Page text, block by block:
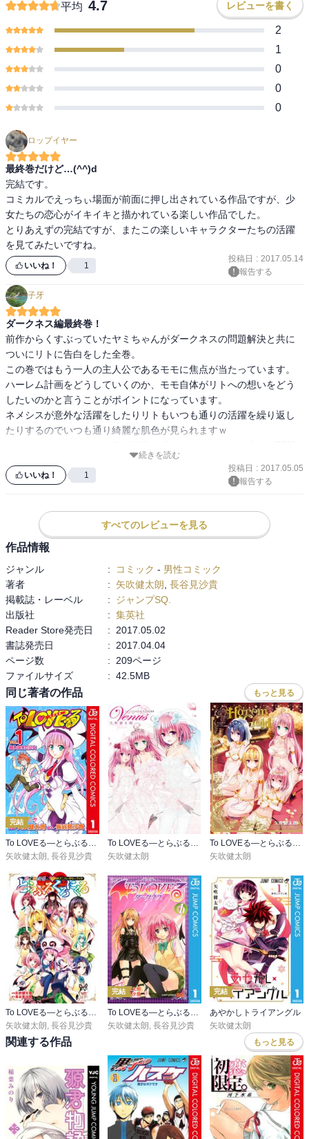
平均 4.7 レビューを書く
2
1
0
0
0
ロップイヤー
最終巻だけど…(^^)d
完結です。
コミカルでえっちぃ場面が前面に押し出されている作品ですが、少
女たちの恋心がイキイキと描かれている楽しい作品でした。
とりあえずの完結ですが、またこの楽しいキャラクターたちの活躍
を見てみたいですね。
いいね！ 1
投稿日 : 2017.05.14
報告する
子牙
ダークネス編最終巻！
前作からくすぶっていたヤミちゃんがダークネスの問題解決と共に
ついにリトに告白をした全巻。
この巻ではもう一人の主人公であるモモに焦点が当たっています。
ハーレム計画をどうしていくのか、モモ自体がリトへの想いをどう
したいのかと言うことがポイントになっています。
ネメシスが意外な活躍をしたりリトもいつも通りの活躍を繰り返し
たりするのでいつも通り綺麗な肌色が見られますｗ
が動いて思い悩むモモが可愛いですねｗ
モモがどうするか決めたところで残りのリーチがかかっているキャ
後書きでもまだ完全に終わったわけではないよっと言っているので
そのうち復活するかもしれませんねｗ
話的な意味でも絵的な意味でも肌色的な部分でも楽しめたので、ま
た忘れてきた頃に続きが読めたらいいかな～っと思いますｗ
そして電子書籍ならではのカラーバージョンは雑誌を買って読んで
いる人にとってもプレミアム感があるので電子書籍で読むならカラ
ーバージョンが断然オススメですねｗ
続きを読む
いいね！ 1
投稿日 : 2017.05.05
報告する
すべてのレビューを見る
作品情報
ジャンル : コミック - 男性コミック
著者
: 矢吹健太朗 長谷見沙貴
掲載誌・レーベル
:
ジャンプSQ.
出版社
: 集英社
Reader Store発売日
:
2017.05.02
書誌発売日
:
2017.04.04
ページ数
:
209ページ
ファイルサイズ
: 42.5MB
同じ著者の作品 もっと見る
完結
To LOVEる―とらぶる― カラー版
矢吹健太朗 , 長谷見沙貴
To LOVEる―とらぶる―ダークネス画集 Venus
矢吹健太朗
To LOVEる―とらぶる―ダークネス画集 Harem Gold
矢吹健太朗
矢吹健太朗 長谷見沙貴
完結
矢吹健太朗 長谷見沙貴
完結
あやかしトライアングル
矢吹健太朗
関連する作品 もっと見る